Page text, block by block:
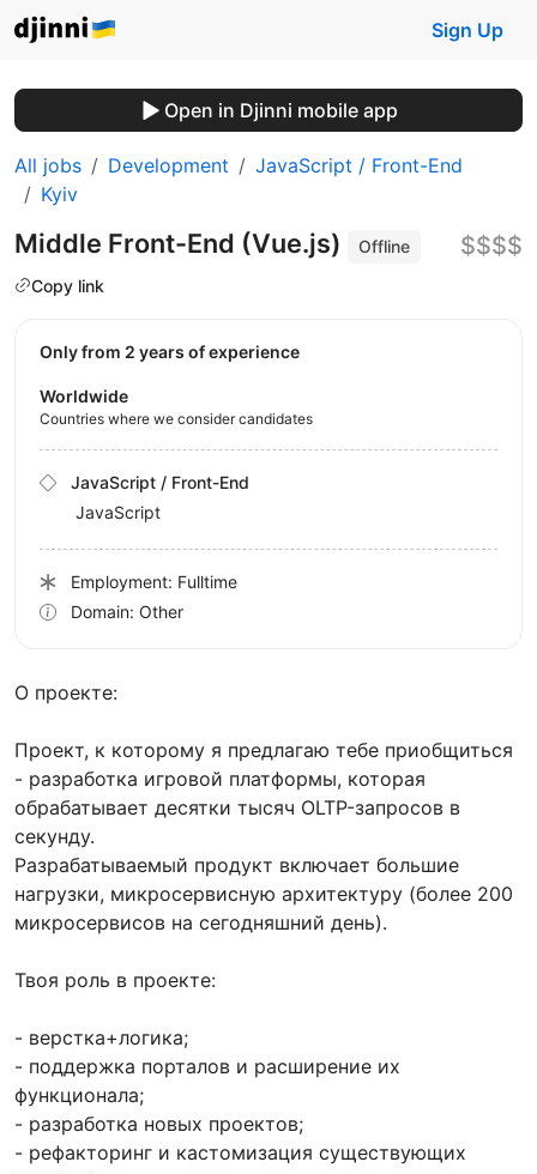
Sign Up
Open in Djinni mobile app
All jobs Development
JavaScript / Front-End
Kyiv
Middle Front-End (Vue.js)
Offline
Copy link
$$$$
О проекте:
Проект, к которому я предлагаю тебе приобщиться
- разработка игровой платформы, которая
обрабатывает десятки тысяч OLTP-запросов в
секунду.
Разрабатываемый продукт включает большие
нагрузки, микросервисную архитектуру (более 200
микросервисов на сегодняшний день).
Твоя роль в проекте:
- верстка+логика;
- поддержка порталов и расширение их
функционала;
- разработка новых проектов;
- рефакторинг и кастомизация существующих
Only from 2 years of experience
Worldwide
Countries where we consider candidates
JavaScript / Front-End
JavaScript
Employment: Fulltime
Domain: Other